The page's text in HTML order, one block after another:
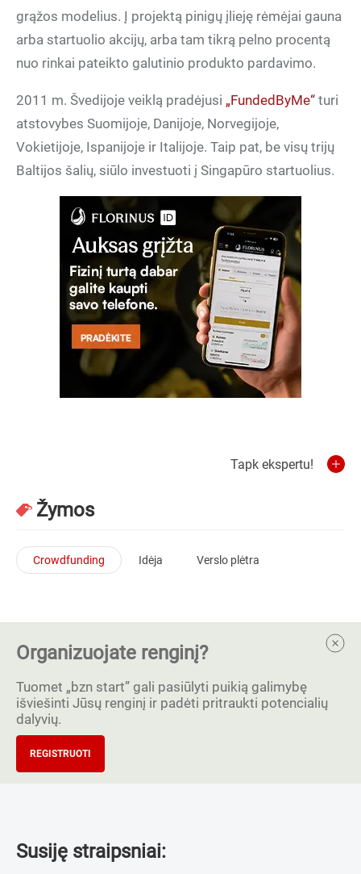
grąžos modelius. Į projektą pinigų įlieję rėmėjai gauna
arba startuolio akcijų, arba tam tikrą pelno procentą
nuo rinkai pateikto galutinio produkto pardavimo.
2011 m. Švedijoje veiklą pradėjusi „FundedByMe“ turi
atstovybes Suomijoje, Danijoje, Norvegijoje,
Vokietijoje, Ispanijoje ir Italijoje. Taip pat, be visų trijų
Baltijos šalių, siūlo investuoti į Singapūro startuolius.
Tapk ekspertu!
Žymos
Crowdfunding Idėja Verslo plėtra
Organizuojate renginį?
Tuomet „bzn start” gali pasiūlyti puikią galimybę
išviešinti Jūsų renginį ir padėti pritraukti potencialių
dalyvių.
REGISTRUOTI
Susiję straipsniai: